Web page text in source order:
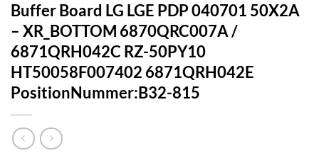
Buffer Board LG LGE PDP 040701 50X2A
– XR_BOTTOM 6870QRC007A /
6871QRH042C RZ-50PY10
HT50058F007402 6871QRH042E
PositionNummer:B32-815